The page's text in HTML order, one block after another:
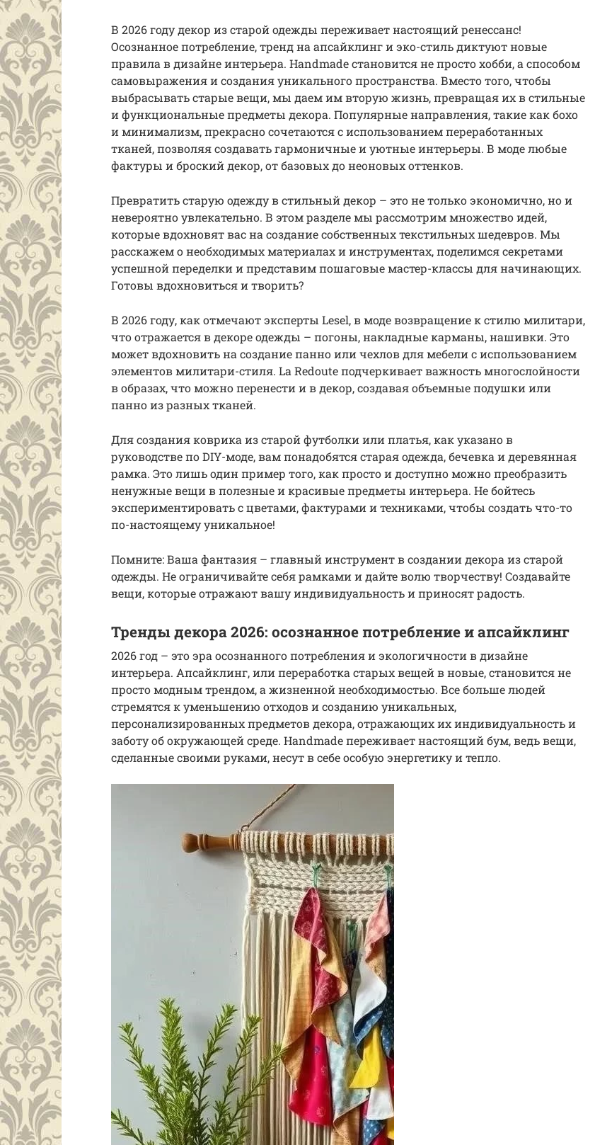
В 2026 году декор из старой одежды переживает настоящий ренессанс!
Осознанное потребление, тренд на апсайклинг и эко-стиль диктуют новые
правила в дизайне интерьера. Handmade становится не просто хобби, а способом
самовыражения и создания уникального пространства. Вместо того, чтобы
выбрасывать старые вещи, мы даем им вторую жизнь, превращая их в стильные
и функциональные предметы декора. Популярные направления, такие как бохо
и минимализм, прекрасно сочетаются с использованием переработанных
тканей, позволяя создавать гармоничные и уютные интерьеры. В моде любые
фактуры и броский декор, от базовых до неоновых оттенков.
Превратить старую одежду в стильный декор – это не только экономично, но и
невероятно увлекательно. В этом разделе мы рассмотрим множество идей,
которые вдохновят вас на создание собственных текстильных шедевров. Мы
расскажем о необходимых материалах и инструментах, поделимся секретами
успешной переделки и представим пошаговые мастер-классы для начинающих.
Готовы вдохновиться и творить?
В 2026 году, как отмечают эксперты Lesel, в моде возвращение к стилю милитари,
что отражается в декоре одежды – погоны, накладные карманы, нашивки. Это
может вдохновить на создание панно или чехлов для мебели с использованием
элементов милитари-стиля. La Redoute подчеркивает важность многослойности
в образах, что можно перенести и в декор, создавая объемные подушки или
панно из разных тканей.
Для создания коврика из старой футболки или платья, как указано в
руководстве по DIY-моде, вам понадобятся старая одежда, бечевка и деревянная
рамка. Это лишь один пример того, как просто и доступно можно преобразить
ненужные вещи в полезные и красивые предметы интерьера. Не бойтесь
экспериментировать с цветами, фактурами и техниками, чтобы создать что-то
по-настоящему уникальное!
Помните: Ваша фантазия – главный инструмент в создании декора из старой
одежды. Не ограничивайте себя рамками и дайте волю творчеству! Создавайте
вещи, которые отражают вашу индивидуальность и приносят радость.
Тренды декора 2026: осознанное потребление и апсайклинг
2026 год – это эра осознанного потребления и экологичности в дизайне
интерьера. Апсайклинг, или переработка старых вещей в новые, становится не
просто модным трендом, а жизненной необходимостью. Все больше людей
стремятся к уменьшению отходов и созданию уникальных,
персонализированных предметов декора, отражающих их индивидуальность и
заботу об окружающей среде. Handmade переживает настоящий бум, ведь вещи,
сделанные своими руками, несут в себе особую энергетику и тепло.